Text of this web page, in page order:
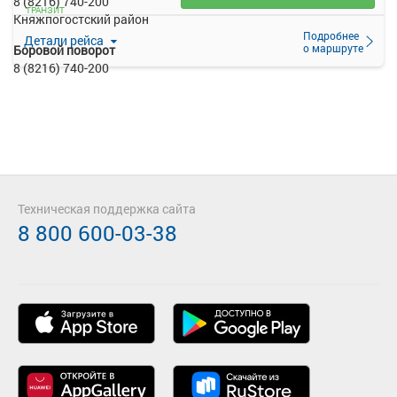
Детали рейса
Подробнее
о маршруте
ТРАНЗИТ
Княжпогостский район
Боровой поворот
8 (8216) 740-200
Техническая поддержка сайта
8 800 600-03-38